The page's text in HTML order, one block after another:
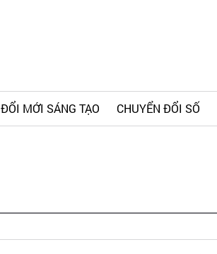
ĐỔI MỚI SÁNG TẠO CHUYỂN ĐỔI SỐ